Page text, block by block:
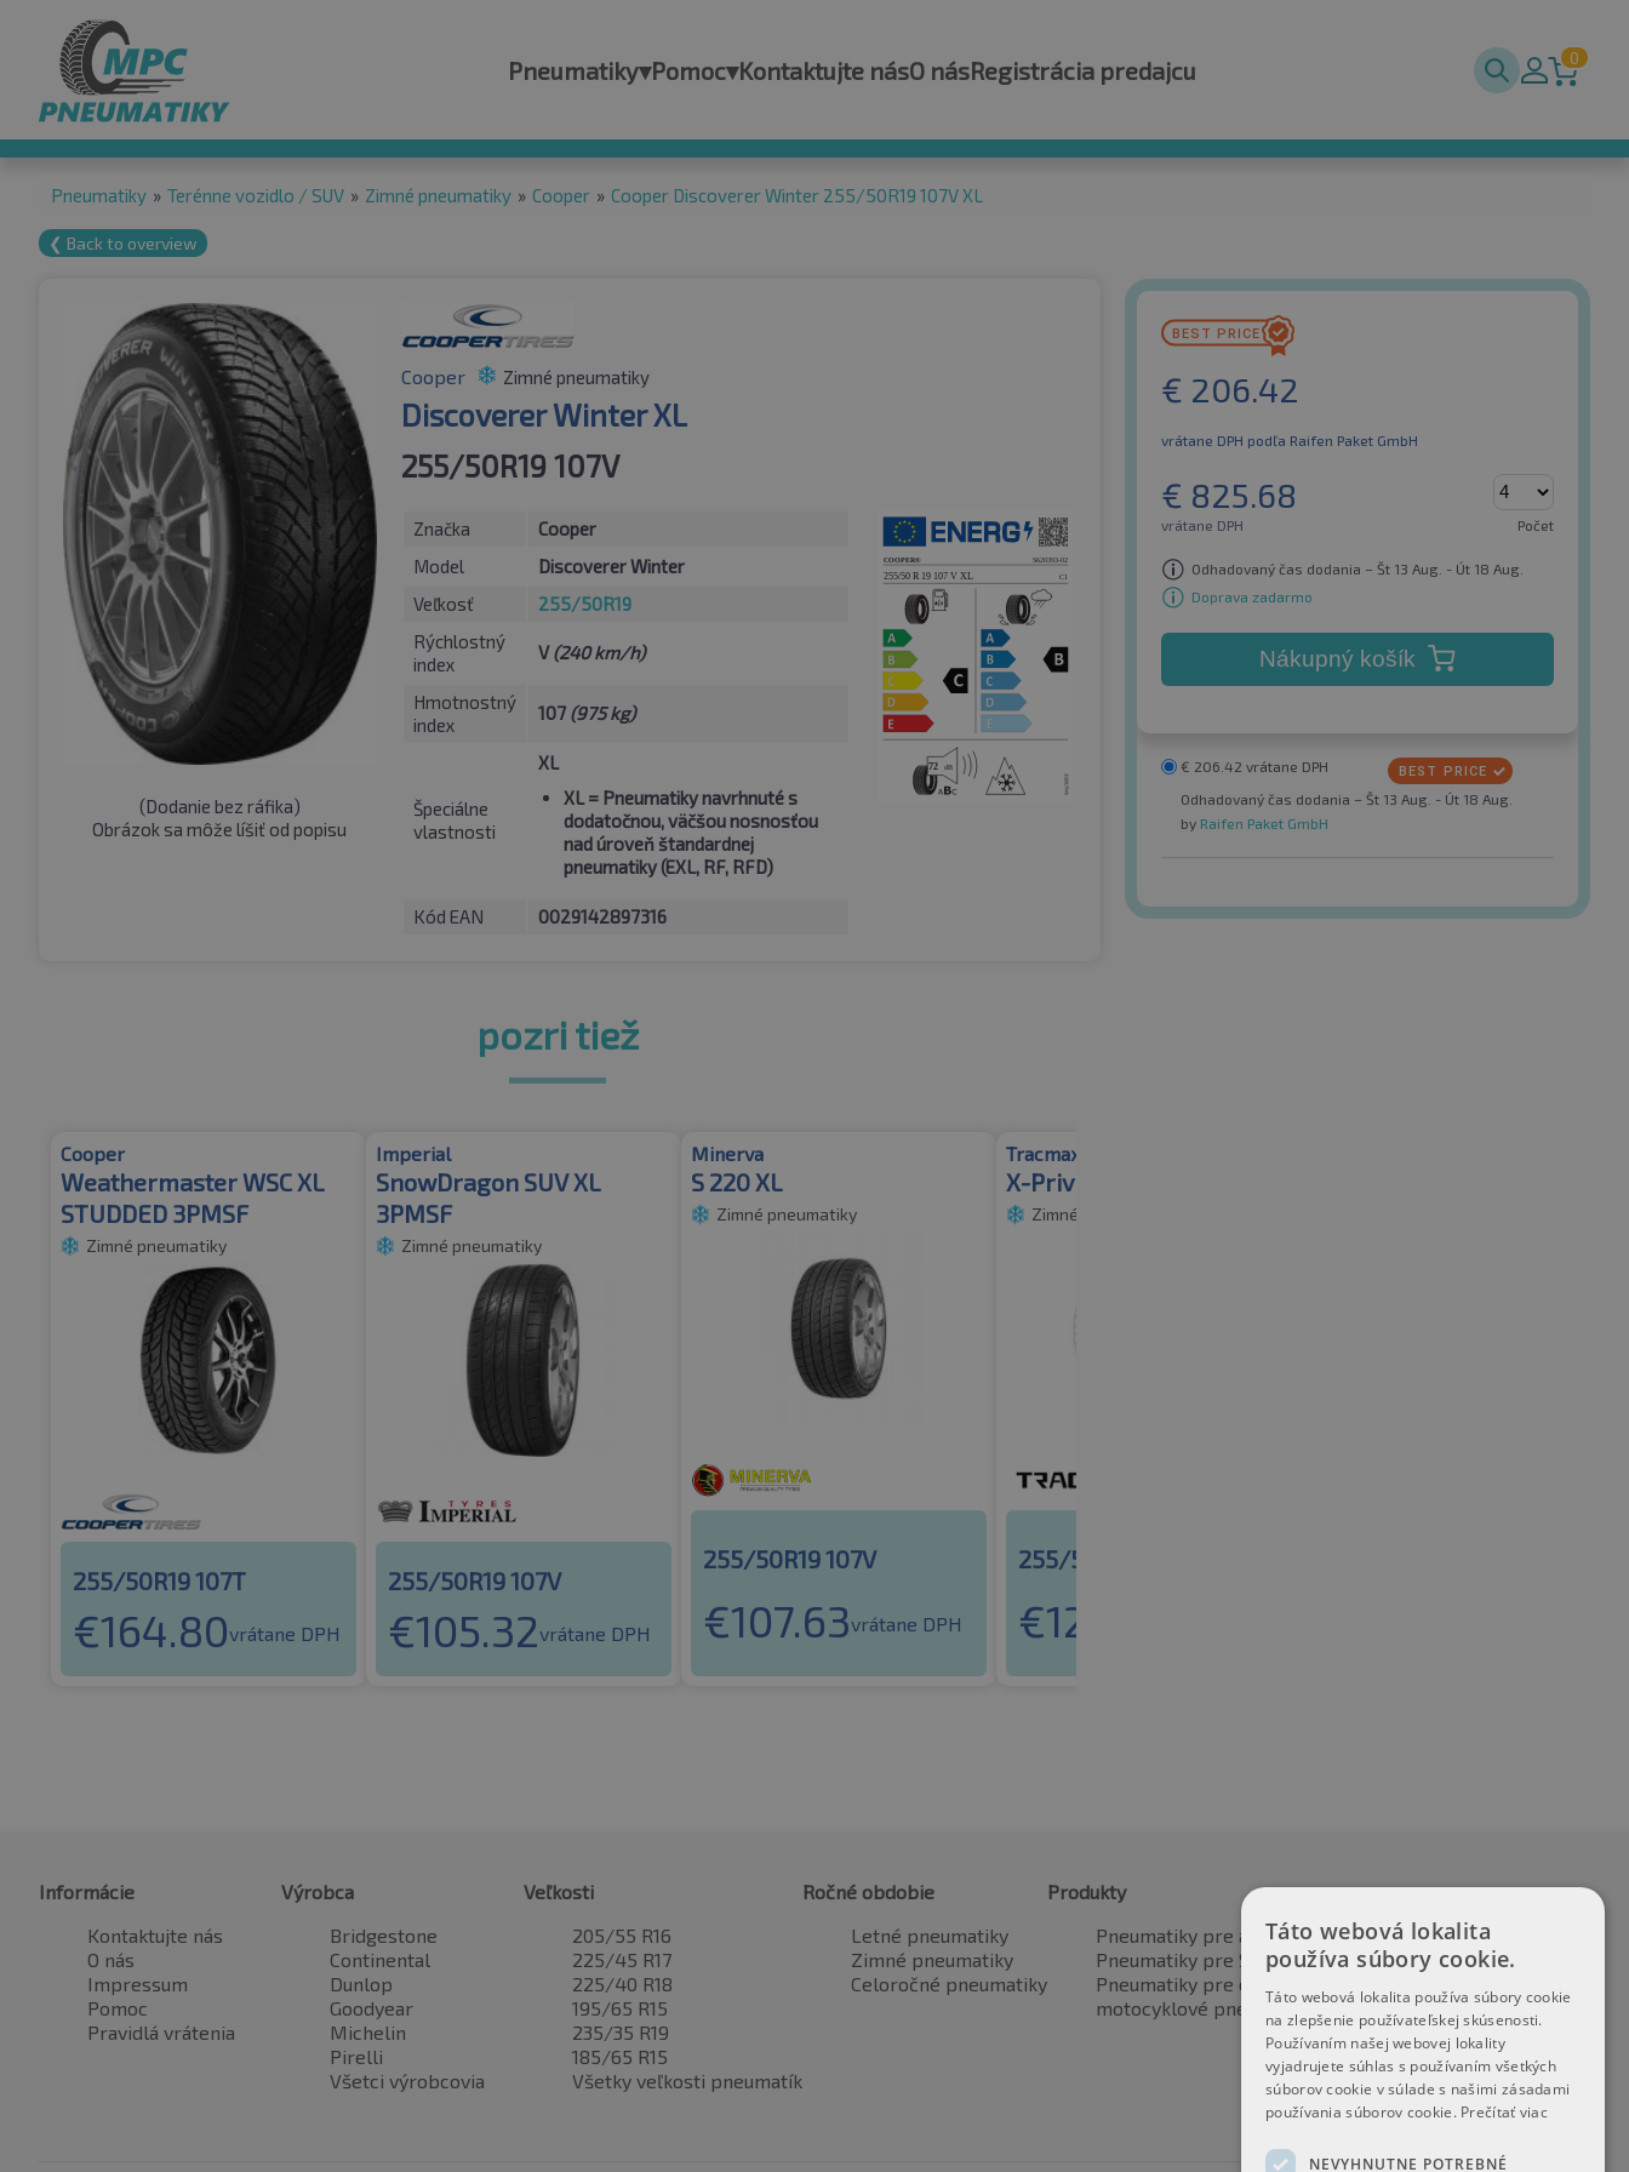
Pneumatiky▾Pomoc▾Kontaktujte násO násRegistrácia predajcu 0
Pneumatiky » Terénne vozidlo / SUV » Zimné pneumatiky » Cooper » Cooper Discoverer Winter 255/50R19 107V XL
❮ Back to overview
(Dodanie bez ráfika)
Obrázok sa môže líšiť od popisu
Cooper Zimné pneumatiky
Discoverer Winter XL
255/50R19 107V
Značka
Cooper
Model
Discoverer Winter
Veľkosť
255/50R19
Rýchlostný
index
V(240 km/h)
Hmotnostný
index
107 (975 kg)
Špeciálne
vlastnosti
XL
XL= Pneumatiky navrhnuté s
dodatočnou, väčšou nosnosťou
nad úroveň štandardnej
pneumatiky (EXL, RF, RFD)
Kód EAN 0029142897316
€ 206.42
vrátane DPH podľa Raifen Paket GmbH
€ 825.68
vrátane DPH Počet
Odhadovaný čas dodania – Št 13 Aug. - Út 18 Aug.
Doprava zadarmo
Nákupný košík
€ 206.42 vrátane DPH
Odhadovaný čas dodania – Št 13 Aug. - Út 18 Aug.
by Raifen Paket GmbH
pozri tiež
Cooper
Weathermaster WSC XL
STUDDED 3PMSF
Zimné pneumatiky
255/50R19 107T
€164.80vrátane DPH
Imperial
SnowDragon SUV XL
3PMSF
Zimné pneumatiky
255/50R19 107V
€105.32vrátane DPH
Minerva
S 220 XL
Zimné pneumatiky
255/50R19 107V
€107.63vrátane DPH
Tracmax
X-Privilo S-330 XL 3PMSF
Zimné pneumatiky
255/50R19 107V
€121.30
Informácie
Kontaktujte nás
O nás
Impressum
Pomoc
Pravidlá vrátenia
Výrobca
Bridgestone
Continental
Dunlop
Goodyear
Michelin
Pirelli
Všetci výrobcovia
Veľkosti
205/55 R16
225/45 R17
225/40 R18
195/65 R15
235/35 R19
185/65 R15
Všetky veľkosti pneumatík
Ročné obdobie
Letné pneumatiky
Zimné pneumatiky
Celoročné pneumatiky
Produkty
Pneumatiky pre automobily
Pneumatiky pre SUV / 4x4
Pneumatiky pre dodávku
motocyklové pneumatiky
Táto webová lokalita
používa súbory cookie.
Táto webová lokalita používa súbory cookie
na zlepšenie používateľskej skúsenosti.
Používaním našej webovej lokality
vyjadrujete súhlas s používaním všetkých
súborov cookie v súlade s našimi zásadami
používania súborov cookie. Prečítať viac
NEVYHNUTNE POTREBNÉ